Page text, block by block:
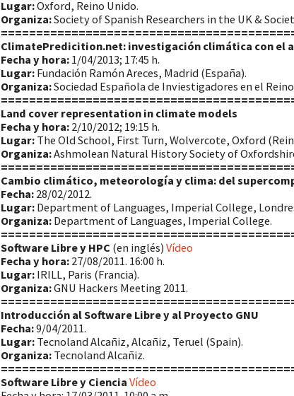
Lugar:Oxford, Reino Unido.
Organiza:Society of Spanish Researchers in the UK &
ClimatePredicition.net: investigación climática con el
Fecha y hora:1/04/2013; 17:45 h.
Lugar:Fundación Ramón Areces, Madrid (España).
Organiza:Sociedad Española de Inviestigadores en el
Land cover representation in climate models
Fecha y hora:2/10/2012; 19:15 h.
Lugar:The Old School, First Turn, Wolvercote, Oxford
Organiza:Ashmolean Natural History Society of
Cambio climático, meteorología y clima: del
Fecha:28/02/2012.
Lugar:Department of Languages, Imperial College,
Organiza:Department of Languages, Imperial College.
Software Libre y HPC(en inglés) Vídeo
Fecha y hora:27/08/2011. 16:00 h.
Lugar:IRILL, Paris (Francia).
Organiza:GNU Hackers Meeting 2011.
Introducción al Software Libre y al Proyecto GNU
Fecha:9/04/2011.
Lugar:Tecnoland Alcañiz, Alcañiz, Teruel (Spain).
Organiza:Tecnoland Alcañiz.
Software Libre y Ciencia Vídeo